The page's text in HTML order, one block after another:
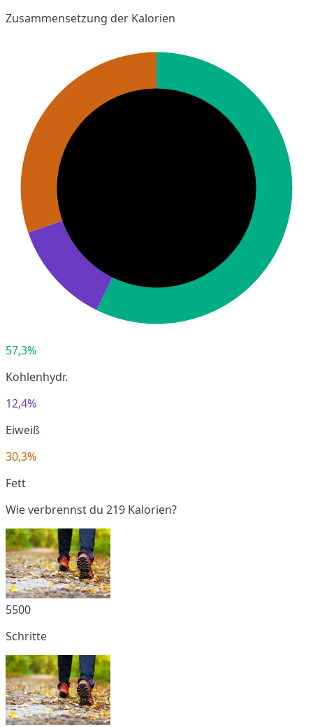
Zusammensetzung der Kalorien
57,3%
Kohlenhydr.
12,4%
Eiweiß
30,3%
Fett
Wie verbrennst du 219 Kalorien?
5500
Schritte